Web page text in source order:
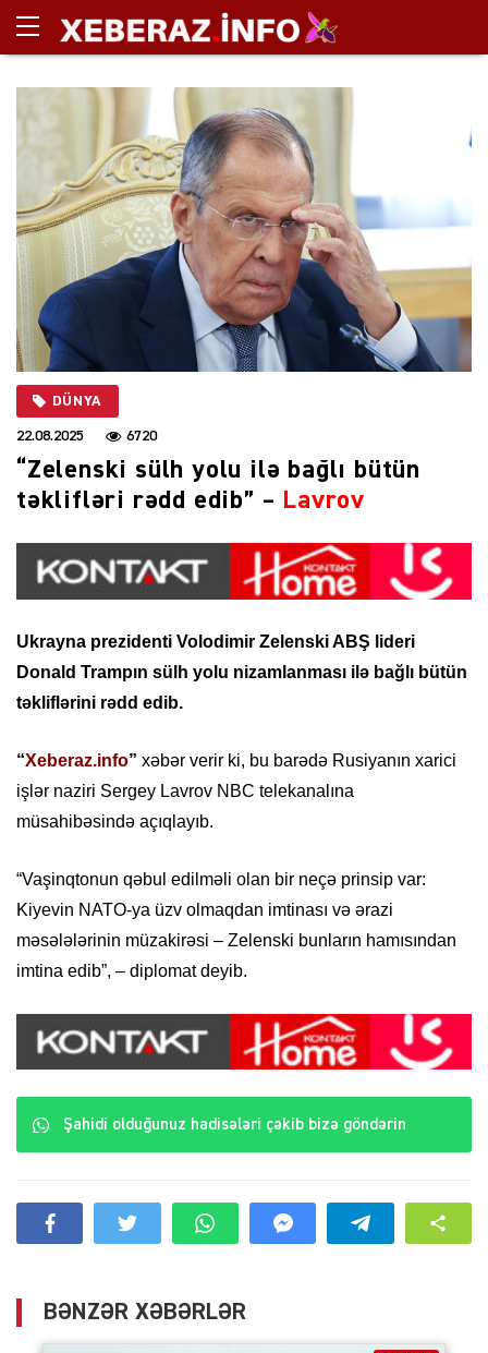
DÜNYA
22.08.2025 6720
“Zelenski sülh yolu ilə bağlı bütün
təklifləri rədd edib” – Lavrov
Ukrayna prezidenti Volodimir Zelenski ABŞ lideri
Donald Trampın sülh yolu nizamlanması ilə bağlı bütün
təkliflərini rədd edib.
“Xeberaz.info” xəbər verir ki, bu barədə Rusiyanın xarici
işlər naziri Sergey Lavrov NBC telekanalına
müsahibəsində açıqlayıb.
“Vaşinqtonun qəbul edilməli olan bir neçə prinsip var:
Kiyevin NATO-ya üzv olmaqdan imtinası və ərazi
məsələlərinin müzakirəsi – Zelenski bunların hamısından
imtina edib”, – diplomat deyib.
Şahidi olduğunuz hadisələri çəkib bizə göndərin
BƏNZƏR XƏBƏRLƏR